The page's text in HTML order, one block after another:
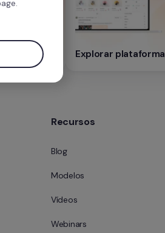
Explorar plataforma
Recursos
Blog
Modelos
Vídeos
Webinars